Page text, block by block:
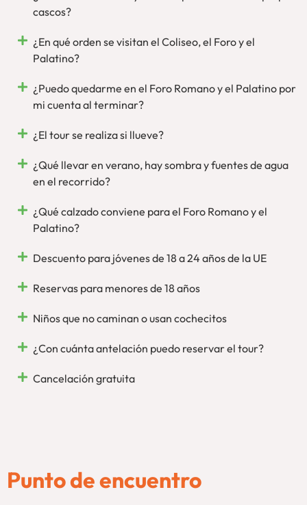
cascos?
¿En qué orden se visitan el Coliseo, el Foro y el
Palatino?
¿Puedo quedarme en el Foro Romano y el Palatino por
mi cuenta al terminar?
¿El tour se realiza si llueve?
¿Qué llevar en verano, hay sombra y fuentes de agua
en el recorrido?
¿Qué calzado conviene para el Foro Romano y el
Palatino?
Descuento para jóvenes de 18 a 24 años de la UE
Reservas para menores de 18 años
Niños que no caminan o usan cochecitos
¿Con cuánta antelación puedo reservar el tour?
Cancelación gratuita
Punto de encuentro